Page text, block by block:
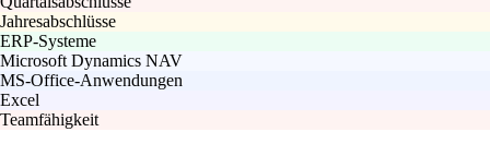
Jahresabschlüsse
ERP-Systeme
Microsoft Dynamics NAV
MS-Office-Anwendungen
Excel
Teamfähigkeit